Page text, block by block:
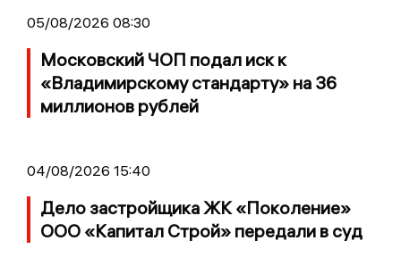
05/08/2026 08:30
Московский ЧОП подал иск к
«Владимирскому стандарту» на 36
миллионов рублей
04/08/2026 15:40
Дело застройщика ЖК «Поколение»
ООО «Капитал Строй» передали в суд